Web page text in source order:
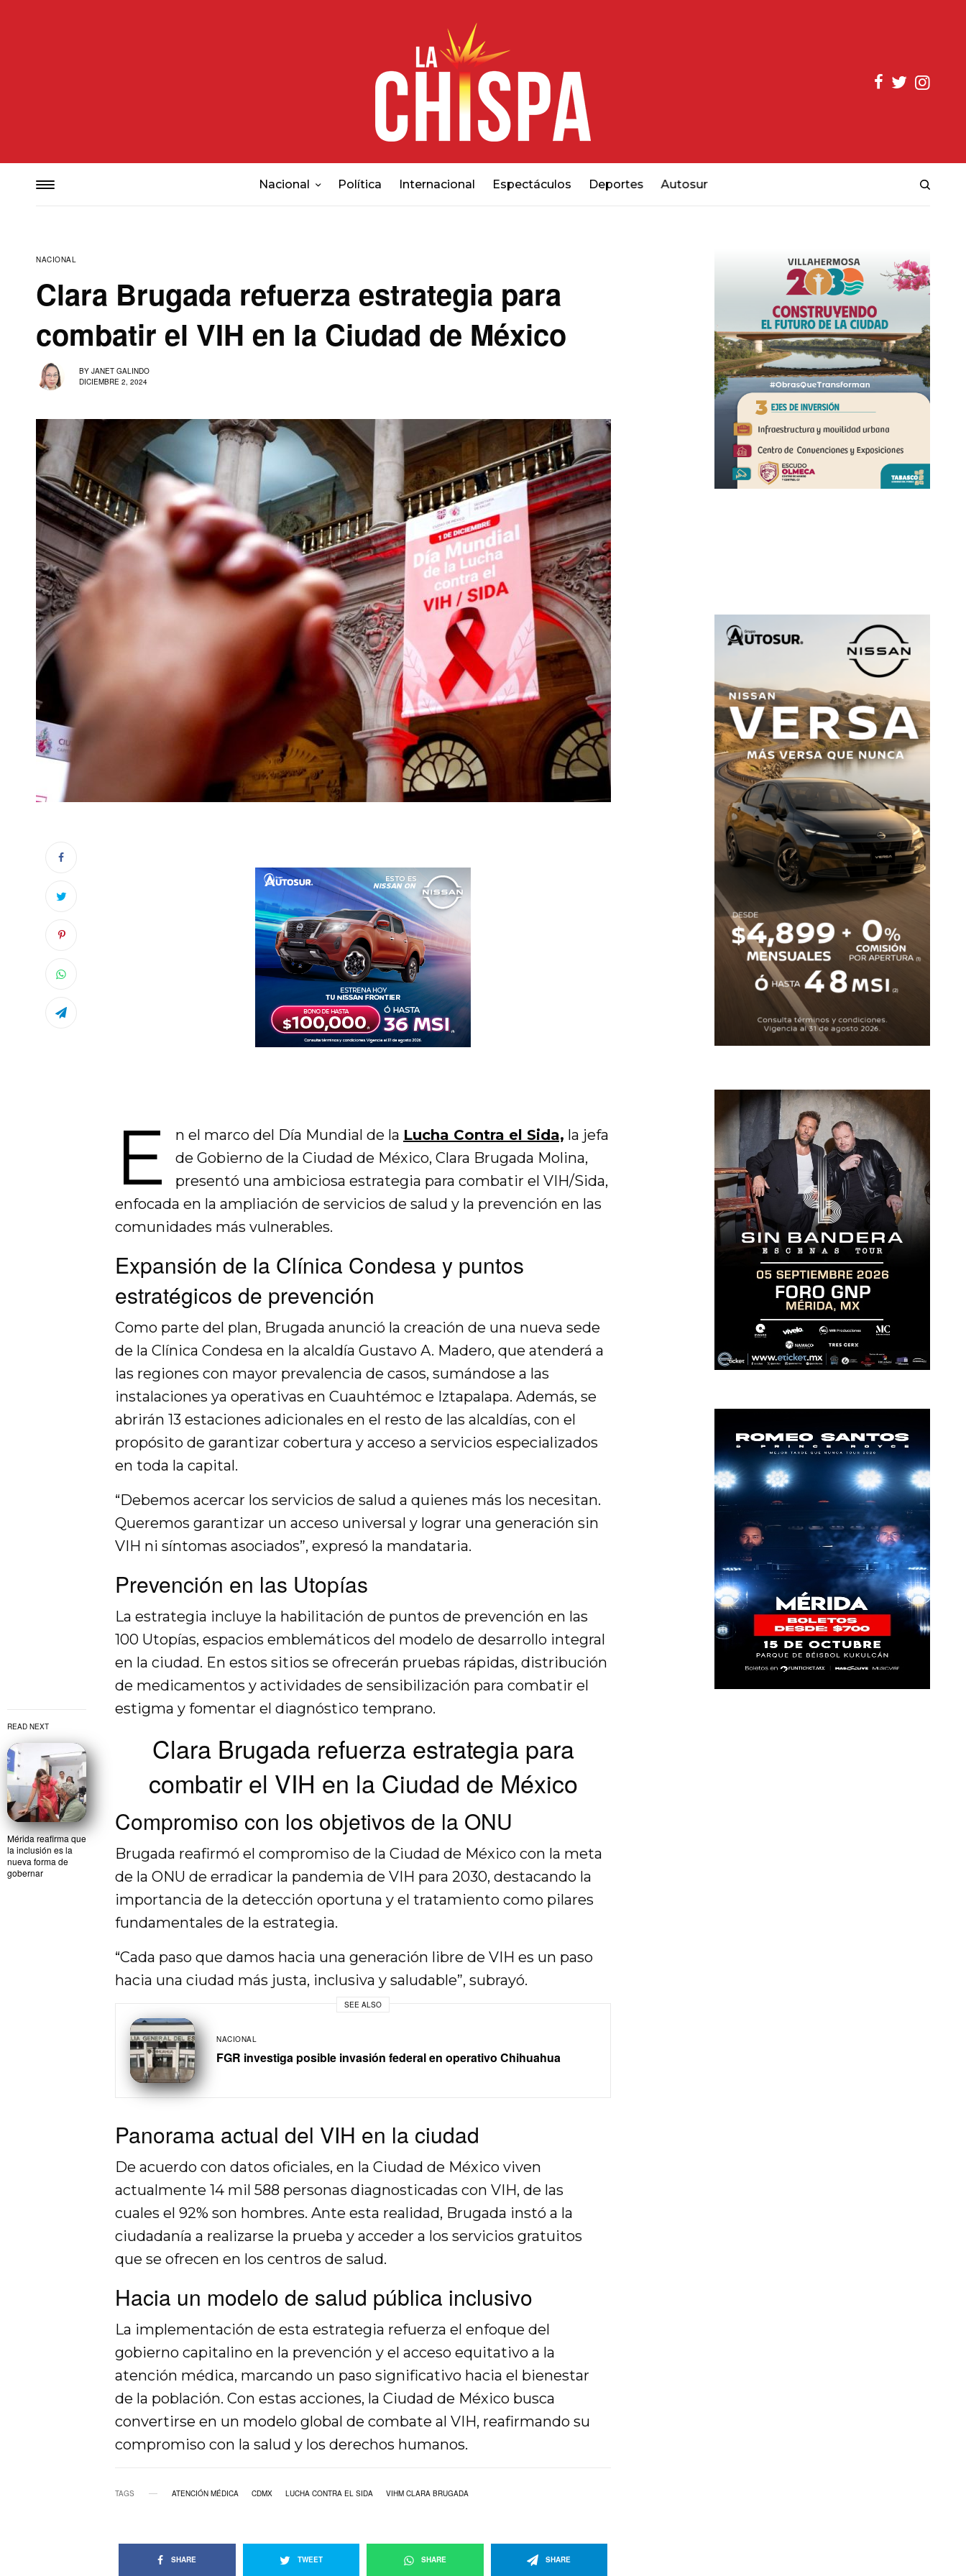
Nacional Política Internacional Espectáculos Deportes Autosur
NACIONAL
Clara Brugada refuerza estrategia para
combatir el VIH en la Ciudad de México
BY JANET GALINDO
DICIEMBRE 2, 2024
READ NEXT
Mérida reafirma que
la inclusión es la
nueva forma de
gobernar
E n el marco del Día Mundial de la Lucha Contra el Sida, la jefa
de Gobierno de la Ciudad de México, Clara Brugada Molina,
presentó una ambiciosa estrategia para combatir el VIH/Sida,
enfocada en la ampliación de servicios de salud y la prevención en las
comunidades más vulnerables.
Expansión de la Clínica Condesa y puntos
estratégicos de prevención
Como parte del plan, Brugada anunció la creación de una nueva sede
de la Clínica Condesa en la alcaldía Gustavo A. Madero, que atenderá a
las regiones con mayor prevalencia de casos, sumándose a las
instalaciones ya operativas en Cuauhtémoc e Iztapalapa. Además, se
abrirán 13 estaciones adicionales en el resto de las alcaldías, con el
propósito de garantizar cobertura y acceso a servicios especializados
en toda la capital.
“Debemos acercar los servicios de salud a quienes más los necesitan.
Queremos garantizar un acceso universal y lograr una generación sin
VIH ni síntomas asociados”, expresó la mandataria.
Prevención en las Utopías
La estrategia incluye la habilitación de puntos de prevención en las
100 Utopías, espacios emblemáticos del modelo de desarrollo integral
en la ciudad. En estos sitios se ofrecerán pruebas rápidas, distribución
de medicamentos y actividades de sensibilización para combatir el
estigma y fomentar el diagnóstico temprano.
Clara Brugada refuerza estrategia para
combatir el VIH en la Ciudad de México
Compromiso con los objetivos de la ONU
Brugada reafirmó el compromiso de la Ciudad de México con la meta
de la ONU de erradicar la pandemia de VIH para 2030, destacando la
importancia de la detección oportuna y el tratamiento como pilares
fundamentales de la estrategia.
“Cada paso que damos hacia una generación libre de VIH es un paso
hacia una ciudad más justa, inclusiva y saludable”, subrayó.
SEE ALSO
NACIONAL
FGR investiga posible invasión federal en operativo Chihuahua
Panorama actual del VIH en la ciudad
De acuerdo con datos oficiales, en la Ciudad de México viven
actualmente 14 mil 588 personas diagnosticadas con VIH, de las
cuales el 92% son hombres. Ante esta realidad, Brugada instó a la
ciudadanía a realizarse la prueba y acceder a los servicios gratuitos
que se ofrecen en los centros de salud.
Hacia un modelo de salud pública inclusivo
La implementación de esta estrategia refuerza el enfoque del
gobierno capitalino en la prevención y el acceso equitativo a la
atención médica, marcando un paso significativo hacia el bienestar
de la población. Con estas acciones, la Ciudad de México busca
convertirse en un modelo global de combate al VIH, reafirmando su
compromiso con la salud y los derechos humanos.
TAGS ATENCIÓN MÉDICA CDMX LUCHA CONTRA EL SIDA VIHM CLARA BRUGADA
SHARE TWEET SHARE SHARE